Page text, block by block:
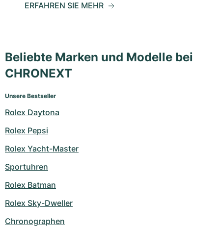
ERFAHREN SIE MEHR
Beliebte Marken und Modelle bei
CHRONEXT
Unsere Bestseller
Rolex Daytona
Rolex Pepsi
Rolex Yacht-Master
Sportuhren
Rolex Batman
Rolex Sky-Dweller
Chronographen